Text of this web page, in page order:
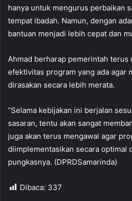
hanya untuk mengurus perbaikan
tempat ibadah. Namun, dengan
bantuan menjadi lebih cepat dan
Ahmad berharap pemerintah terus
efektivitas program yang ada agar
dirasakan secara lebih merata.
“Selama kebijakan ini berjalan
sasaran, tentu akan sangat
juga akan terus mengawal agar
diimplementasikan secara optimal
pungkasnya. (DPRDSamarinda)
Dibaca: 337